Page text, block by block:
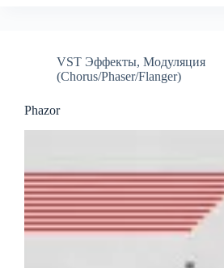
VST Эффекты, Модуляция
(Chorus/Phaser/Flanger)
Phazor